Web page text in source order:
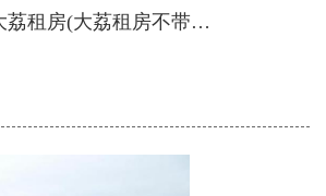
大荔租房(大荔租房不带家具)